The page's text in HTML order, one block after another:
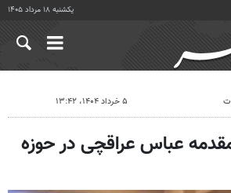
یکشنبه ۱۸ مرداد ۱۴۰۵
۵ خرداد ۱۴۰۴، ۱۳:۴۲
مقدمه عباس عراقچی در حوزه